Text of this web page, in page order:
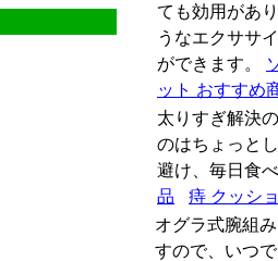
ても効用があ
うなエクササ
ができます。
ット おすすめ
太りすぎ解決
のはちょっと
避け、毎日食
品
痔 クッシ
オグラ式腕組
すので、いつ